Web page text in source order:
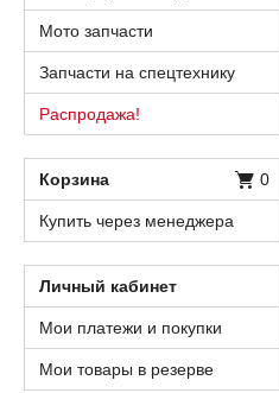
Мото запчасти
Запчасти на спецтехнику
Распродажа!
Корзина 0
Купить через менеджера
Личный кабинет
Мои платежи и покупки
Мои товары в резерве